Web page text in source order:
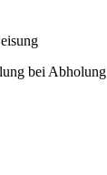
bei Abholung